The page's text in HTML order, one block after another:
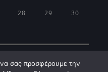
28 29 30
σας προσφέρουμε την